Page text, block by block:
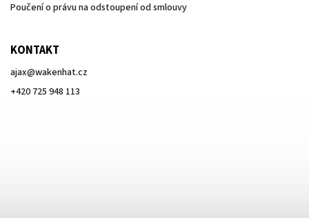
Poučení o právu na odstoupení od smlouvy
KONTAKT
ajax@wakenhat.cz
+420 725 948 113